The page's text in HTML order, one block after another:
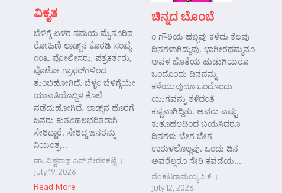
ವಿಕೃತ
ಬೆಳಿಗ್ಗೆ ಏಳರ ಸಮಯ ಮೈಸೂರಿನ
ರೋಹಿಣಿ ಲಾಡ್ಜ್‌ನ ಕೊಠಡಿ ಸಂಖ್ಯೆ
೧೦೩. ಪೋಲೀಸರು, ಪತ್ರಕರ್ತರು,
ಫೊಟೋ ಗ್ರಾಫರ್‌ಗಳಿಂದ
ತುಂಬಿಹೋಗಿದೆ. ಬೆಳ್ಳಂ ಬೆಳಿಗ್ಗೆಯೇ
ಯುವತಿಯೊಬ್ಬಳ ಕೊಲೆ
ನಡೆದುಹೋಗಿದೆ. ಲಾಡ್ಜ್‌ನ ಹೊರಗೆ
ಜನರು ಕುತೂಹಲಭರಿತರಾಗಿ
ಸೇರಿದ್ದಾರೆ. ಸೇರಿದ್ದ ಜನರನ್ನು
ನಿಯಂತ್ರ...
ಡಾ. ವಿಶ್ವನಾಥ ಎನ್ ನೇರಳಕಟ್ಟೆ
July 19, 2026
Read More
ಚಿನ್ನದ ಬೊಂಬೆ
೧ ಗೌರಿಯ ಹಬ್ಬವು ಕಳೆದು ಕೆಲವು
ದಿನಗಳಾಗಿದ್ದುವು. ಭಾಗೀರಥಮ್ಮನೂ
ಅವಳ ಜೊತೆಯ ಹುಡುಗಿಯರೂ
ಒಂದೊಂದು ದಿನವನ್ನು
ಕಳೆಯುವುದೂ ಒಂದೊಂದು
ಯುಗವನ್ನು ಕಳೆದಂತೆ
ಕಷ್ಟವಾಗಿದ್ದಿತು. ಅವರು ಎಷ್ಟು
ಕುತೂಹಲದಿಂದ ಬಯಸಿದರೂ
ದಿನಗಳು ಬೇಗ ಬೇಗ
ಉರುಳಲೊಲ್ಲವು. ಒಂದು ದಿನ
ಅವರೆಲ್ಲರೂ ಸೇರಿ ಕವಡೆಯ...
ವೆಂಕಟರಾಮಯ್ಯ ಸಿ ಕೆ
July 12, 2026